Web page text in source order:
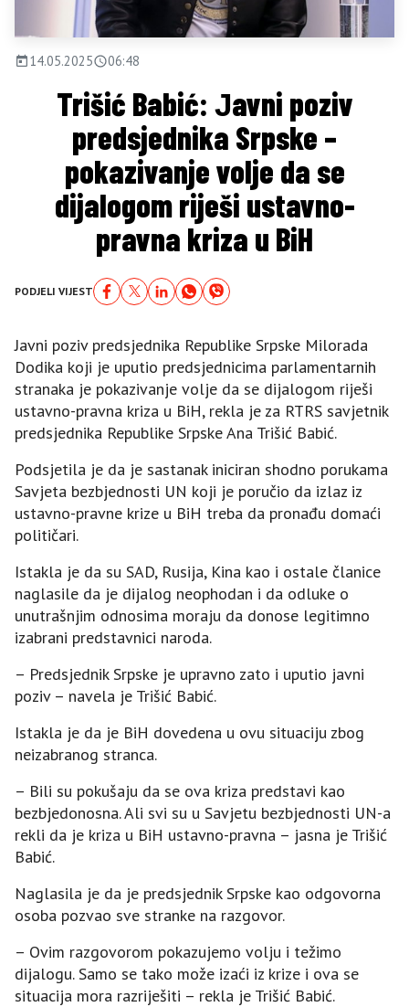
14.05.2025 06:48
Trišić Babić: Јavni poziv
predsjednika Srpske –
pokazivanje volje da se
dijalogom riješi ustavno-
pravna kriza u BiH
PODJELI VIJEST
Јavni poziv predsjednika Republike Srpske Milorada
Dodika koji je uputio predsjednicima parlamentarnih
stranaka je pokazivanje volje da se dijalogom riješi
ustavno-pravna kriza u BiH, rekla je za RTRS savjetnik
predsjednika Republike Srpske Ana Trišić Babić.
Podsjetila je da je sastanak iniciran shodno porukama
Savjeta bezbjednosti UN koji je poručio da izlaz iz
ustavno-pravne krize u BiH treba da pronađu domaći
političari.
Istakla je da su SAD, Rusija, Kina kao i ostale članice
naglasile da je dijalog neophodan i da odluke o
unutrašnjim odnosima moraju da donose legitimno
izabrani predstavnici naroda.
– Predsjednik Srpske je upravno zato i uputio javni
poziv – navela je Trišić Babić.
Istakla je da je BiH dovedena u ovu situaciju zbog
neizabranog stranca.
– Bili su pokušaju da se ova kriza predstavi kao
bezbjedonosna. Ali svi su u Savjetu bezbjednosti UN-a
rekli da je kriza u BiH ustavno-pravna – jasna je Trišić
Babić.
Naglasila je da je predsjednik Srpske kao odgovorna
osoba pozvao sve stranke na razgovor.
– Ovim razgovorom pokazujemo volju i težimo
dijalogu. Samo se tako može izaći iz krize i ova se
situacija mora razriješiti – rekla je Trišić Babić.